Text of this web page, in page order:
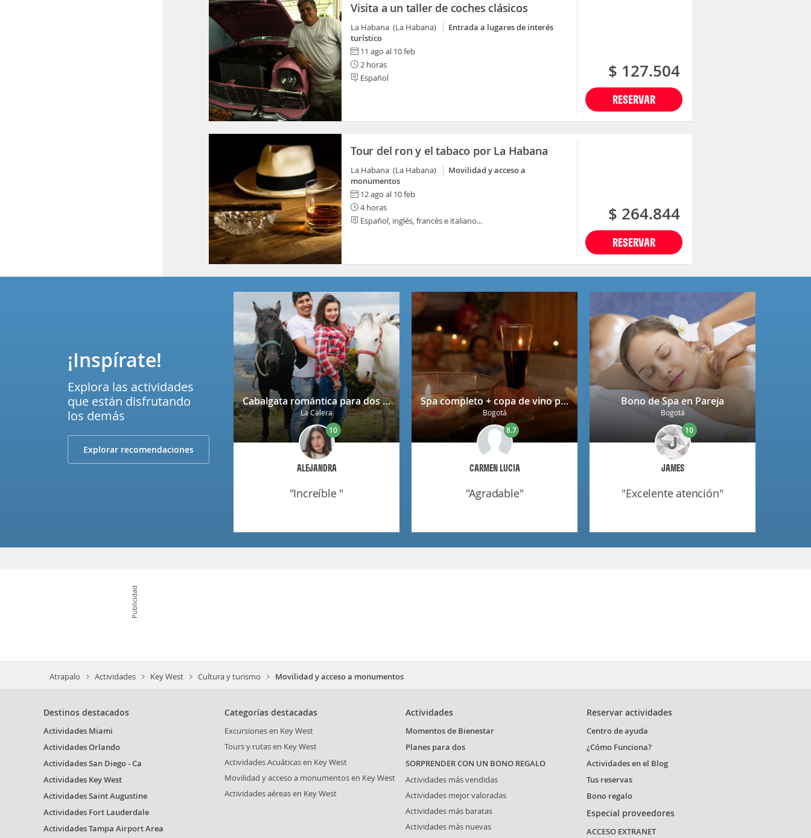
Visita a un taller de coches clásicos
La Habana (La Habana)
Entrada a lugares de interés
turístico
11 ago al 10 feb
2 horas
Español
RESERVAR
$ 127.504
Tour del ron y el tabaco por La Habana
La Habana (La Habana)
Movilidad y acceso a
monumentos
12 ago al 10 feb
4 horas
Español, inglés, francés e italiano...
RESERVAR
$ 264.844
Cabalgata romántica para dos en La Calera con decoración
La Calera
ALEJANDRA
10
"increíble "
Spa completo + copa de vino para 2 personas en Niza
Bogotá
CARMEN LUCIA
8.7
"agradable"
Bono de Spa en Pareja
Bogotá
JAMES
10
"excelente atención"
¡Inspírate!
Explora las actividades
que están disfrutando
los demás
Explorar recomendaciones
Publicidad
Atrapalo Actividades Key West Cultura y turismo Movilidad y acceso a monumentos
Destinos destacados
Actividades Miami
Actividades Orlando
Actividades San Diego - Ca
Actividades Key West
Actividades Saint Augustine
Actividades Fort Lauderdale
Actividades Tampa Airport Area
Categorías destacadas
Excursiones en Key West
Tours y rutas en Key West
Actividades Acuáticas en Key West
Movilidad y acceso a monumentos en Key West
Actividades aéreas en Key West
Actividades
Momentos de Bienestar
Planes para dos
SORPRENDER CON UN BONO REGALO
Actividades más vendidas
Actividades mejor valoradas
Actividades más baratas
Actividades más nuevas
Reservar actividades
Centro de ayuda
¿Cómo Funciona?
Actividades en el Blog
Tus reservas
Bono regalo
Especial proveedores
ACCESO EXTRANET